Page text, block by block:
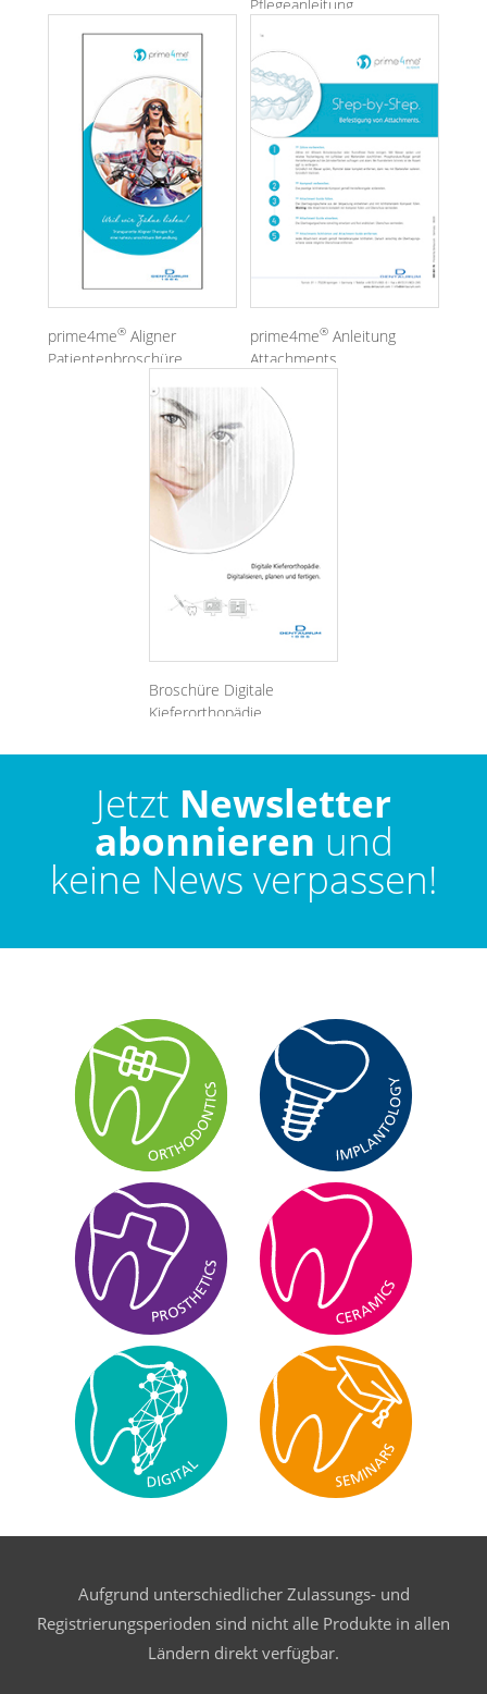
Pflegeanleitung
prime4me®Aligner
Patientenbroschüre
prime4me®Anleitung
Attachments
Broschüre Digitale
Kieferorthopädie.
fertigen.
Jetzt Newsletter
abonnieren und
keine News verpassen!
Aufgrund unterschiedlicher Zulassungs- und
Registrierungsperioden sind nicht alle Produkte in allen
Ländern direkt verfügbar.